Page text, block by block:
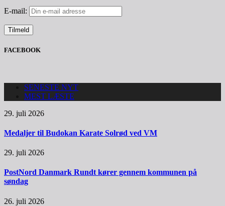
E-mail:
FACEBOOK
SENESTE NYT
MEST LÆSTE
29. juli 2026
Medaljer til Budokan Karate Solrød ved VM
29. juli 2026
PostNord Danmark Rundt kører gennem kommunen på
søndag
26. juli 2026